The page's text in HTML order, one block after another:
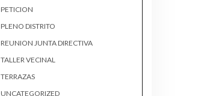
PETICION
PLENO DISTRITO
REUNION JUNTA DIRECTIVA
TALLER VECINAL
TERRAZAS
UNCATEGORIZED